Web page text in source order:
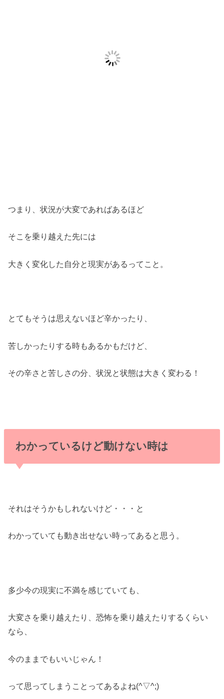
つまり、状況が大変であればあるほど
そこを乗り越えた先には
大きく変化した自分と現実があるってこと。
とてもそうは思えないほど辛かったり、
苦しかったりする時もあるかもだけど、
その辛さと苦しさの分、状況と状態は大きく変わる！
わかっているけど動けない時は
それはそうかもしれないけど・・・と
わかっていても動き出せない時ってあると思う。
多少今の現実に不満を感じていても、
大変さを乗り越えたり、恐怖を乗り越えたりするくらい
なら、
今のままでもいいじゃん！
って思ってしまうことってあるよね(^▽^;)